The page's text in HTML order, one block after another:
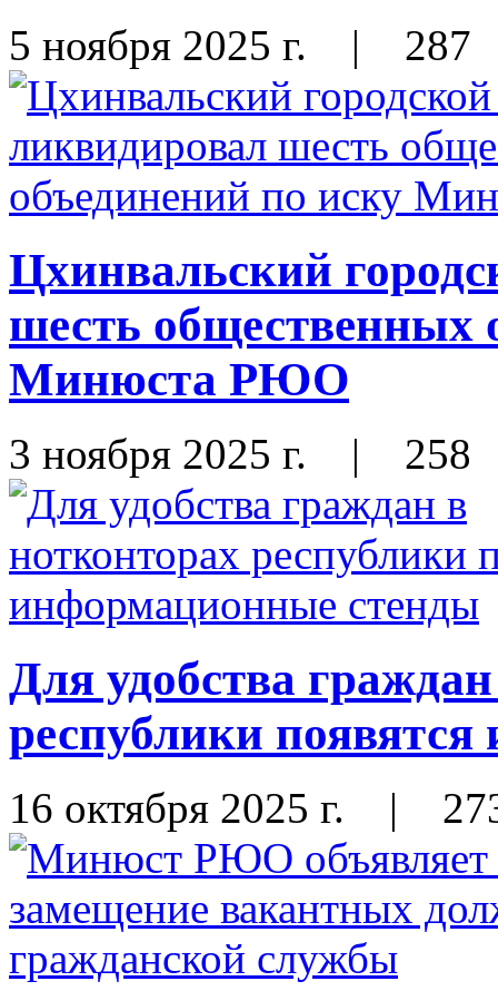
5 ноября 2025 г. | 287
Цхинвальский
шесть общественных
Минюста РЮО
3 ноября 2025 г. | 258
Для удобства
республики
16 октября 2025 г. |